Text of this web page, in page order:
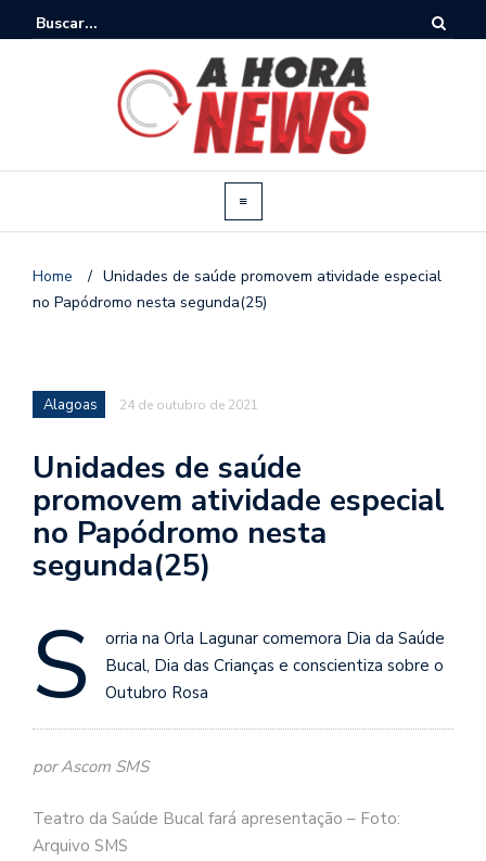
Home / Unidades de saúde promovem atividade especial
no Papódromo nesta segunda(25)
Alagoas 24 de outubro de 2021
Unidades de saúde
promovem atividade especial
no Papódromo nesta
segunda(25)
S
orria na Orla Lagunar comemora Dia da Saúde
Bucal, Dia das Crianças e conscientiza sobre o
Outubro Rosa
por Ascom SMS
Teatro da Saúde Bucal fará apresentação – Foto:
Arquivo SMS